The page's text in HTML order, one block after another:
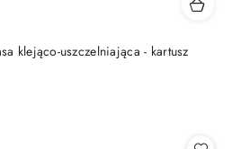
klejąco-uszczelniająca - kartusz